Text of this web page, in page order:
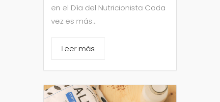
en el Día del Nutricionista Cada
vez es más...
Leer más